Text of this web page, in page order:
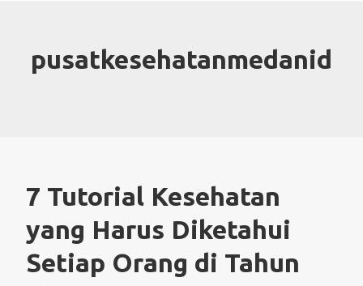
pusatkesehatanmedanid
7 Tutorial Kesehatan
yang Harus Diketahui
Setiap Orang di Tahun